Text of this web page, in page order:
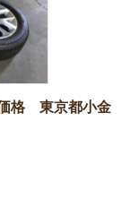
格 東京都小金